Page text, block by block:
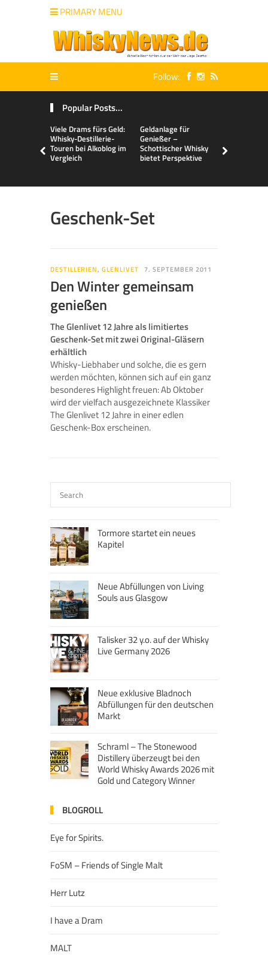
PRIMARY MENU
Follow:
Popular Posts...
Viele Drams fürs Geld:
Whisky-Destillerie-
Touren bei Alkoblog im
Vergleich
Geldanlage für
Genießer –
Schottischer Whisky
bietet Perspektive
Geschenk-Set
DESTILLERIEN,GLENLIVET 7. SEPTEMBER 2011
Den Winter gemeinsam
genießen
The Glenlivet 12 Jahre als limitiertes
Geschenk-Set mit zwei Original-Gläsern
erhältlich
Whisky-Liebhaber und solche, die es gern
werden möchten, können sich auf ein ganz
besonderes Highlight freuen: Ab Oktober
wird der vielfach ausgezeichnete Klassiker
The Glenlivet 12 Jahre in einer edlen
Geschenk-Box erscheinen.
Tormore startet ein neues
Kapitel
Neue Abfüllungen von Living
Souls aus Glasgow
Talisker 32 y.o. auf der Whisky
Live Germany 2026
Neue exklusive Bladnoch
Abfüllungen für den deutschen
Markt
Schraml – The Stonewood
Distillery überzeugt bei den
World Whisky Awards 2026 mit
Gold und Category Winner
BLOGROLL
Eye for Spirits.
FoSM – Friends of Single Malt
Herr Lutz
I have a Dram
MALT